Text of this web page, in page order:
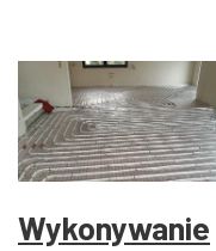
Wykonywanie